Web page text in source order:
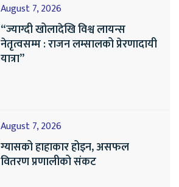
August 7, 2026
“ज्याग्दी खोलादेखि विश्व लायन्स
नेतृत्वसम्म : राजन लम्सालको प्रेरणादायी
यात्रा”
August 7, 2026
ग्यासको हाहाकार होइन, असफल
वितरण प्रणालीको संकट